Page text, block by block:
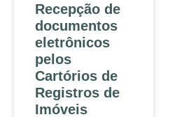
Recepção de
documentos
eletrônicos
pelos
Cartórios de
Registros de
Imóveis